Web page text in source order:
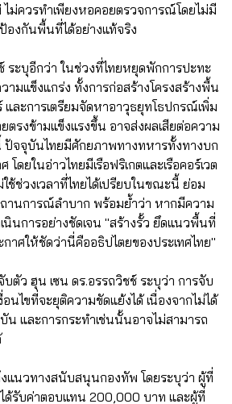
ม่ควรทำเพียงหอคอยตรวจการณ์โดยไม่มี
องกันพื้นที่ได้อย่างแท้จริง
ระบุอีกว่า ในช่วงที่ไทยหยุดพักการปะทะ
ามแข็งแกร่ง ทั้งการก่อสร้างโครงสร้างพื้น
ละการเตรียมจัดหาอาวุธยุทโธปกรณ์เพิ่ม
ตรงข้ามแข็งแรงขึ้น อาจส่งผลเสียต่อความ
ปัจจุบันไทยมีศักยภาพทางทหารทั้งทางบก
โดยในอ่าวไทยมีเรือฟริเกตและเรือคอร์เวต
ช่วงเวลาที่ไทยได้เปรียบในขณะนี้ ย่อม
านการณ์ลำบาก พร้อมย้ำว่า หากมีความ
นินการอย่างชัดเจน "สร้างรั้ว ยึดแนวพื้นที่
าศให้ชัดว่านี่คืออธิปไตยของประเทศไทย"
บตัว ฮุน เซน ดร.อรรถวิชช์ ระบุว่า การจับ
นไขที่จะยุติความขัดแย้งได้ เนื่องจากไม่ได้
น และการกระทำเช่นนั้นอาจไม่สามารถ
แนวทางสนับสนุนกองทัพ โดยระบุว่า ผู้ที่
ด้รับค่าตอบแทน 200,000 บาท และผู้ที่